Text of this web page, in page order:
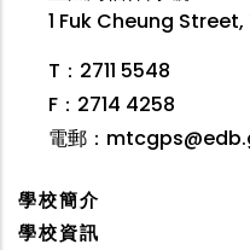
1 Fuk Cheung
T：2711 5548
F：2714 4258
電郵：
學校簡介
學校資訊